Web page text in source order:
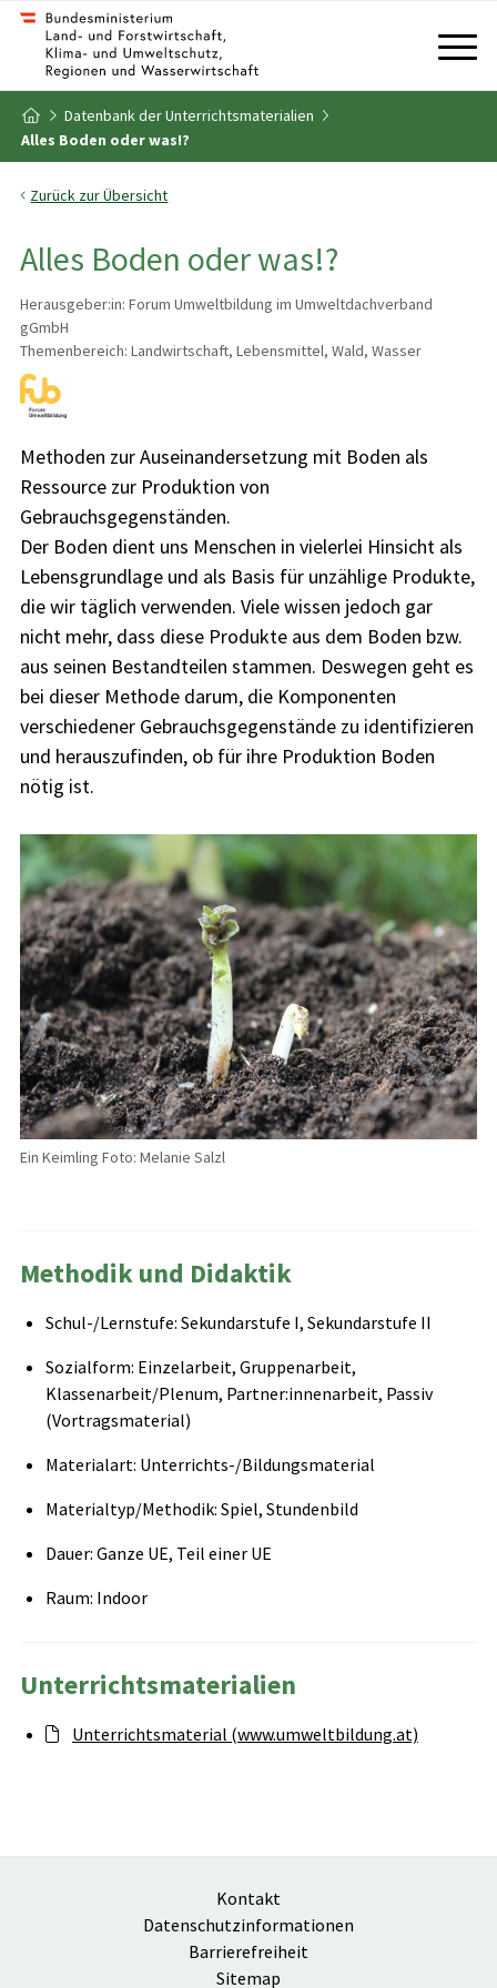
Zum Inhalt
Zum Inhaltsverzeichnis
Zur Startseite
Datenbank der Unterrichtsmaterialien
Alles Boden oder was!?
Zurück zur Übersicht
Alles Boden oder was!?
Herausgeber:in: Forum Umweltbildung im Umweltdachverband
gGmbH
Themenbereich: Landwirtschaft, Lebensmittel, Wald, Wasser
Methoden zur Auseinandersetzung mit Boden als
Ressource zur Produktion von
Gebrauchsgegenständen.
Der Boden dient uns Menschen in vielerlei Hinsicht als
Lebensgrundlage und als Basis für unzählige Produkte,
die wir täglich verwenden. Viele wissen jedoch gar
nicht mehr, dass diese Produkte aus dem Boden bzw.
aus seinen Bestandteilen stammen. Deswegen geht es
bei dieser Methode darum, die Komponenten
verschiedener Gebrauchsgegenstände zu identifizieren
und herauszufinden, ob für ihre Produktion Boden
nötig ist.
Ein Keimling Foto: Melanie Salzl
Methodik und Didaktik
Schul-/Lernstufe: Sekundarstufe I, Sekundarstufe II
Sozialform: Einzelarbeit, Gruppenarbeit,
Klassenarbeit/Plenum, Partner:innenarbeit, Passiv
(Vortragsmaterial)
Materialart: Unterrichts-/Bildungsmaterial
Materialtyp/Methodik: Spiel, Stundenbild
Dauer: Ganze UE, Teil einer UE
Raum: Indoor
Unterrichtsmaterialien
Unterrichtsmaterial (www.umweltbildung.at)
Kontakt
Datenschutzinformationen
Barrierefreiheit
Sitemap